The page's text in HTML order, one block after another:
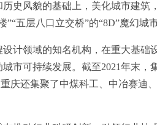
史风貌的基础上，美化城市建
”“五层八口立交桥”的“8D”魔幻城
计领域的知名机构，在重大基
市可持续发展。截至2021年末，
庆还集聚了中煤科工、中冶赛迪